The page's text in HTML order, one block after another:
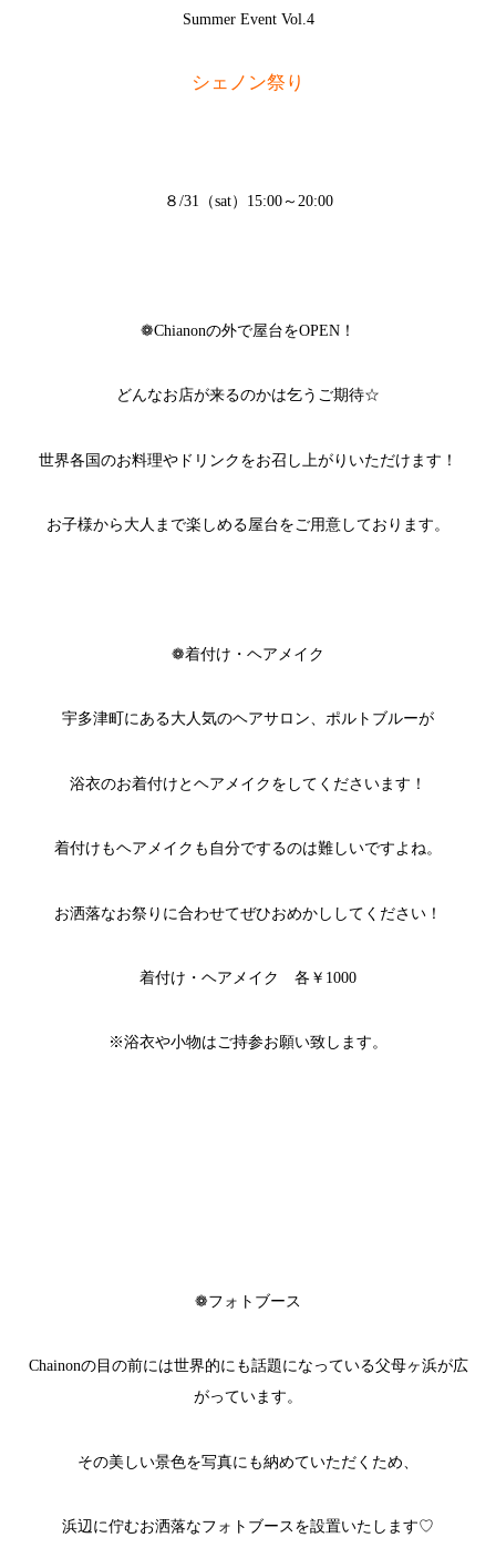
Summer Event Vol.4
シェノン祭り
８/31（sat）15:00～20:00
❁Chianonの外で屋台をOPEN！
どんなお店が来るのかは乞うご期待☆
世界各国のお料理やドリンクをお召し上がりいただけます！
お子様から大人まで楽しめる屋台をご用意しております。
❁着付け・ヘアメイク
宇多津町にある大人気のヘアサロン、ポルトブルーが
浴衣のお着付けとヘアメイクをしてくださいます！
着付けもヘアメイクも自分でするのは難しいですよね。
お洒落なお祭りに合わせてぜひおめかししてください！
着付け・ヘアメイク 各￥1000
※浴衣や小物はご持参お願い致します。
❁フォトブース
Chainonの目の前には世界的にも話題になっている父母ヶ浜が広
がっています。
その美しい景色を写真にも納めていただくため、
浜辺に佇むお洒落なフォトブースを設置いたします♡